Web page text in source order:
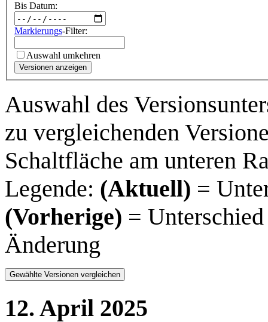
Bis Datum:
Markierungs-Filter:
Auswahl umkehren
Versionen anzeigen
Auswahl des
zu vergleichenden
Schaltfläche am unteren
Legende: (Aktuell) =
(Vorherige) =
Änderung
12. April 2025